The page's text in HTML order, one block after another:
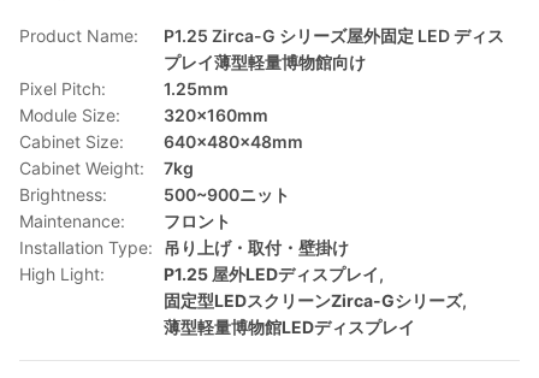
Product Name:
P1.25 Zirca-G シリーズ屋外固定 LED ディス
プレイ薄型軽量博物館向け
Pixel Pitch:
1.25mm
Module Size:
320×160mm
Cabinet Size:
640×480×48mm
Cabinet Weight:
7kg
Brightness:
500~900ニット
Maintenance:
フロント
Installation Type:
吊り上げ・取付・壁掛け
High Light:
P1.25 屋外LEDディスプレイ,
固定型LEDスクリーンZirca-Gシリーズ,
薄型軽量博物館LEDディスプレイ